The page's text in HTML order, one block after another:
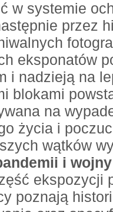
w systemie
przez
eksponatów
i nadzieją na
blokami
na
życia i
wątków
i
ekspozycji
poznają